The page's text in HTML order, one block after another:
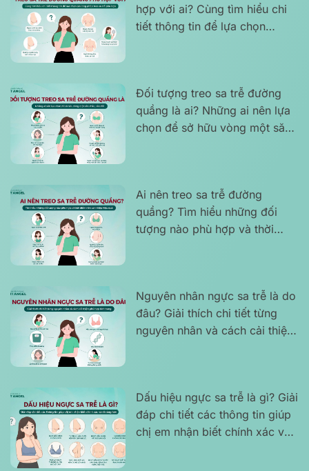
hợp với ai? Cùng tìm hiểu chi
tiết thông tin để lựa chọn
Đối tượng treo sa trễ đường
quầng là ai? Những ai nên lựa
chọn để sở hữu vòng một săn
Ai nên treo sa trễ đường
quầng? Tìm hiểu những đối
tượng nào phù hợp và thời
Nguyên nhân ngực sa trễ là do
đâu? Giải thích chi tiết từng
nguyên nhân và cách cải thiện
Dấu hiệu ngực sa trễ là gì? Giải
đáp chi tiết các thông tin giúp
chị em nhận biết chính xác và